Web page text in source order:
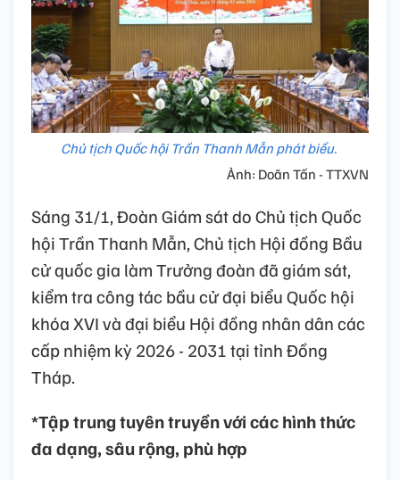
Chủ tịch Quốc hội Trần Thanh Mẫn phát biểu.
Ảnh: Doãn Tấn - TTXVN
Sáng 31/1, Đoàn Giám sát do Chủ tịch Quốc
hội Trần Thanh Mẫn, Chủ tịch Hội đồng Bầu
cử quốc gia làm Trưởng đoàn đã giám sát,
kiểm tra công tác bầu cử đại biểu Quốc hội
khóa XVI và đại biểu Hội đồng nhân dân các
cấp nhiệm kỳ 2026 - 2031 tại tỉnh Đồng
Tháp.
*Tập trung tuyên truyền với các hình thức
đa dạng, sâu rộng, phù hợp